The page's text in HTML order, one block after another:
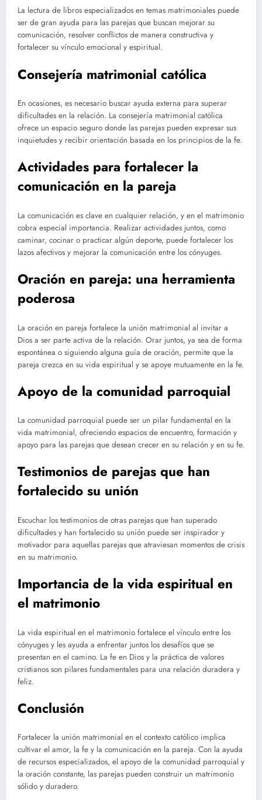
La lectura de libros especializados en temas matrimoniales puede
ser de gran ayuda para las parejas que buscan mejorar su
comunicación, resolver conflictos de manera constructiva y
fortalecer su vínculo emocional y espiritual.
Consejería matrimonial católica
En ocasiones, es necesario buscar ayuda externa para superar
dificultades en la relación. La consejería matrimonial católica
ofrece un espacio seguro donde las parejas pueden expresar sus
inquietudes y recibir orientación basada en los principios de la fe.
Actividades para fortalecer la
comunicación en la pareja
La comunicación es clave en cualquier relación, y en el matrimonio
cobra especial importancia. Realizar actividades juntos, como
caminar, cocinar o practicar algún deporte, puede fortalecer los
lazos afectivos y mejorar la comunicación entre los cónyuges.
Oración en pareja: una herramienta
poderosa
La oración en pareja fortalece la unión matrimonial al invitar a
Dios a ser parte activa de la relación. Orar juntos, ya sea de forma
espontánea o siguiendo alguna guía de oración, permite que la
pareja crezca en su vida espiritual y se apoye mutuamente en la fe.
Apoyo de la comunidad parroquial
La comunidad parroquial puede ser un pilar fundamental en la
vida matrimonial, ofreciendo espacios de encuentro, formación y
apoyo para las parejas que desean crecer en su relación y en su fe.
Testimonios de parejas que han
fortalecido su unión
Escuchar los testimonios de otras parejas que han superado
dificultades y han fortalecido su unión puede ser inspirador y
motivador para aquellas parejas que atraviesan momentos de crisis
en su matrimonio.
Importancia de la vida espiritual en
el matrimonio
La vida espiritual en el matrimonio fortalece el vínculo entre los
cónyuges y les ayuda a enfrentar juntos los desafíos que se
presentan en el camino. La fe en Dios y la práctica de valores
cristianos son pilares fundamentales para una relación duradera y
feliz.
Conclusión
Fortalecer la unión matrimonial en el contexto católico implica
cultivar el amor, la fe y la comunicación en la pareja. Con la ayuda
de recursos especializados, el apoyo de la comunidad parroquial y
la oración constante, las parejas pueden construir un matrimonio
sólido y duradero.